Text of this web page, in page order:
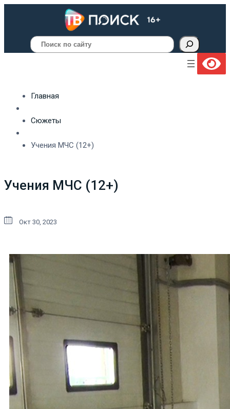
Поиск
Главная
Сюжеты
Учения МЧС (12+)
Учения МЧС (12+)
Окт 30, 2023